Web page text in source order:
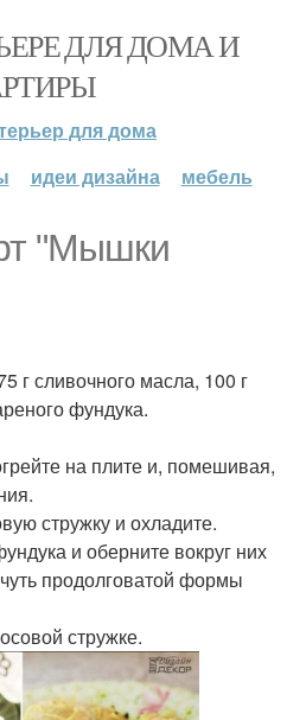
ДЛЯ ДОМА И
для дома
идеи дизайна мебель
"Мышки
г сливочного масла, 100 г
фундука.
на плите и, помешивая,
стружку и охладите.
и оберните вокруг них
продолговатой формы
стружке.